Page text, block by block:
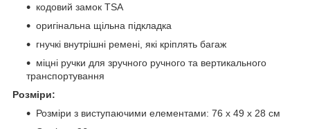
кодовий замок TSA
оригінальна щільна підкладка
гнучкі внутрішні ремені, які кріплять багаж
міцні ручки для зручного ручного та вертикального
транспортування
Розміри:
Розміри з виступаючими елементами: 76 х 49 х 28 см